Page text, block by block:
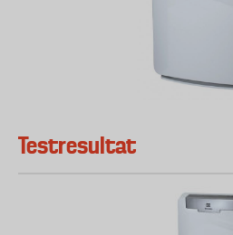
Testresultat